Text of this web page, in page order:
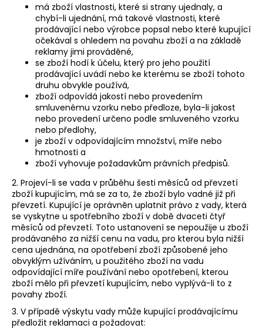
má zboží vlastnosti, které si strany ujednaly, a
chybí-li ujednání, má takové vlastnosti, které
prodávající nebo výrobce popsal nebo které kupující
očekával s ohledem na povahu zboží a na základě
reklamy jimi prováděné,
se zboží hodí k účelu, který pro jeho použití
prodávající uvádí nebo ke kterému se zboží tohoto
druhu obvykle používá,
zboží odpovídá jakostí nebo provedením
smluvenému vzorku nebo předloze, byla-li jakost
nebo provedení určeno podle smluveného vzorku
nebo předlohy,
je zboží v odpovídajícím množství, míře nebo
hmotnosti a
zboží vyhovuje požadavkům právních předpisů.
2. Projeví-li se vada v průběhu šesti měsíců od převzetí
zboží kupujícím, má se za to, že zboží bylo vadné již při
převzetí. Kupující je oprávněn uplatnit právo z vady, která
se vyskytne u spotřebního zboží v době dvaceti čtyř
měsíců od převzetí. Toto ustanovení se nepoužije u zboží
prodávaného za nižší cenu na vadu, pro kterou byla nižší
cena ujednána, na opotřebení zboží způsobené jeho
obvyklým užíváním, u použitého zboží na vadu
odpovídající míře používání nebo opotřebení, kterou
zboží mělo při převzetí kupujícím, nebo vyplývá-li to z
povahy zboží.
3. V případě výskytu vady může kupující prodávajícímu
předložit reklamaci a požadovat: